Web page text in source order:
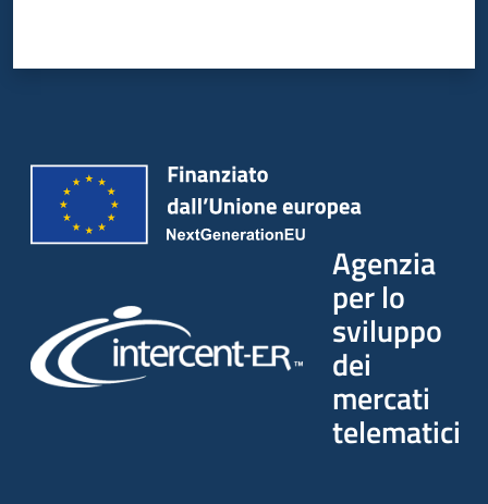
Agenzia
per lo
sviluppo
dei
mercati
telematici